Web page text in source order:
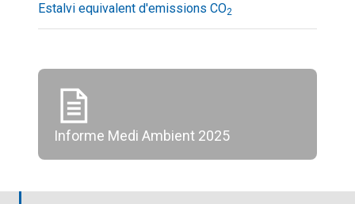
Estalvi equivalent d'emissions CO2
Informe Medi Ambient 2025